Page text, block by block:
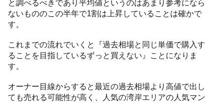
と調べるべきであり平均値というのはあまり参考になら
ないもののこの半年で1割は上昇していることは確かで
す。
これまでの流れでいくと『過去相場と同じ単価で購入す
ることを目指しているずっと買えない』ことになりま
す。
オーナー目線からすると最近の過去相場より高値で出し
ても売れる可能性が高く、人気の湾岸エリアの人気マン